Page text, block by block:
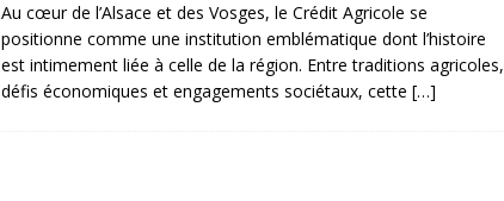
Au cœur de l’Alsace et des Vosges, le Crédit Agricole se
positionne comme une institution emblématique dont l’histoire
est intimement liée à celle de la région. Entre traditions agricoles,
défis économiques et engagements sociétaux, cette […]